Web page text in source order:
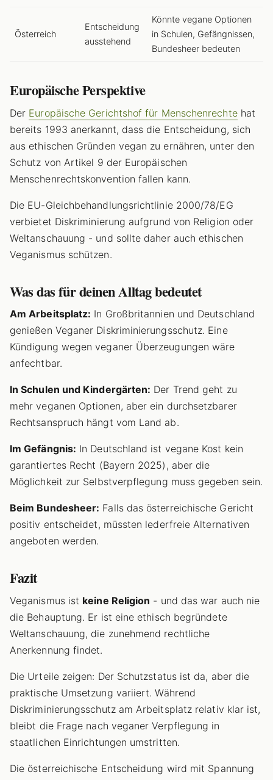
Österreich
Entscheidung
ausstehend
Könnte vegane Optionen
in Schulen, Gefängnissen,
Bundesheer bedeuten
Europäische Perspektive
Der Europäische Gerichtshof für Menschenrechtehat
bereits 1993 anerkannt, dass die Entscheidung, sich
aus ethischen Gründen vegan zu ernähren, unter den
Schutz von Artikel 9 der Europäischen
Menschenrechtskonvention fallen kann.
Die EU-Gleichbehandlungsrichtlinie 2000/78/EG
verbietet Diskriminierung aufgrund von Religion oder
Weltanschauung - und sollte daher auch ethischen
Veganismus schützen.
Was das für deinen Alltag bedeutet
Am Arbeitsplatz: In Großbritannien und Deutschland
genießen Veganer Diskriminierungsschutz. Eine
Kündigung wegen veganer Überzeugungen wäre
anfechtbar.
In Schulen und Kindergärten: Der Trend geht zu
mehr veganen Optionen, aber ein durchsetzbarer
Rechtsanspruch hängt vom Land ab.
Im Gefängnis: In Deutschland ist vegane Kost kein
garantiertes Recht (Bayern 2025), aber die
Möglichkeit zur Selbstverpflegung muss gegeben sein.
Beim Bundesheer: Falls das österreichische Gericht
positiv entscheidet, müssten lederfreie Alternativen
angeboten werden.
Fazit
Veganismus ist keine Religion - und das war auch nie
die Behauptung. Er ist eine ethisch begründete
Weltanschauung, die zunehmend rechtliche
Anerkennung findet.
Die Urteile zeigen: Der Schutzstatus ist da, aber die
praktische Umsetzung variiert. Während
Diskriminierungsschutz am Arbeitsplatz relativ klar ist,
bleibt die Frage nach veganer Verpflegung in
staatlichen Einrichtungen umstritten.
Die österreichische Entscheidung wird mit Spannung